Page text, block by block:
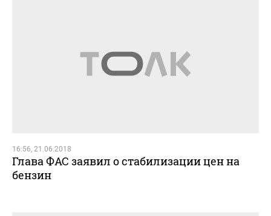
16:56, 21.06.2018
Глава ФАС заявил о стабилизации цен на
бензин